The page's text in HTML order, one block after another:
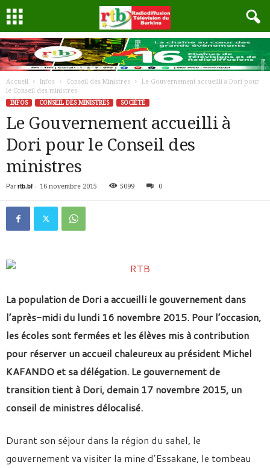
Accueil Infos Conseil des Ministres
Le Gouvernement accueilli à Dori pour
le Conseil des ministres
INFOS
CONSEIL DES MINISTRES SOCIÉTÉ
Le Gouvernement accueilli à
Dori pour le Conseil des
ministres
Par rtb.bf- 16 novembre 2015 5099 0
La population de Dori a accueilli le gouvernement dans
l’après-midi du lundi 16 novembre 2015. Pour l’occasion,
les écoles sont fermées et les élèves mis à contribution
pour réserver un accueil chaleureux au président Michel
KAFANDO et sa délégation. Le gouvernement de
transition tient à Dori, demain 17 novembre 2015, un
conseil de ministres délocalisé.
Durant son séjour dans la région du sahel, le
gouvernement va visiter la mine d’Essakane, le tombeau